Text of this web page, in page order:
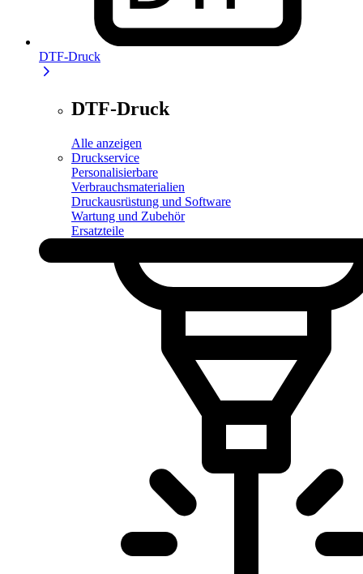
DTF-Druck
DTF-Druck
Alle anzeigen
Druckservice
Personalisierbare
Verbrauchsmaterialien
Druckausrüstung und Software
Wartung und Zubehör
Ersatzteile